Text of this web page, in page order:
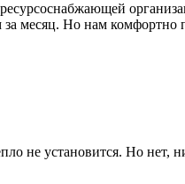
за месяц. Но нам
не установится. Но нет,